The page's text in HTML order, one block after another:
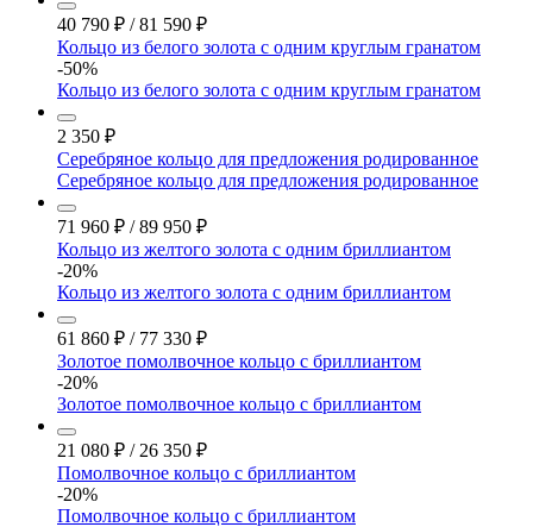
40 790 ₽ / 81 590 ₽
Кольцо из белого золота с одним круглым гранатом
-50%
Кольцо из белого золота с одним круглым гранатом
2 350 ₽
Серебряное кольцо для предложения родированное
Серебряное кольцо для предложения родированное
71 960 ₽ / 89 950 ₽
Кольцо из желтого золота с одним бриллиантом
-20%
Кольцо из желтого золота с одним бриллиантом
61 860 ₽ / 77 330 ₽
Золотое помолвочное кольцо с бриллиантом
-20%
Золотое помолвочное кольцо с бриллиантом
21 080 ₽ / 26 350 ₽
Помолвочное кольцо с бриллиантом
-20%
Помолвочное кольцо с бриллиантом